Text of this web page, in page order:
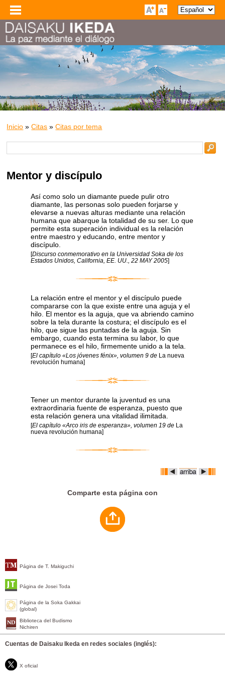
Página de T. Makiguchi
Página de Josei Toda
Página de la Soka Gakkai
(global)
Biblioteca del Budismo
Nichiren
Cuentas de Daisaku Ikeda en redes sociales (inglés):
X oficial
Inicio »Citas »Citas por tema
Mentor y discípulo
Así como solo un diamante puede pulir otro
diamante, las personas solo pueden forjarse y
elevarse a nuevas alturas mediante una relación
humana que abarque la totalidad de su ser. Lo que
permite esta superación individual es la relación
entre maestro y educando, entre mentor y
discípulo.
[Discurso conmemorativo en la Universidad Soka de los
Estados Unidos, California, EE. UU., 22 MAY 2005]
La relación entre el mentor y el discípulo puede
compararse con la que existe entre una aguja y el
hilo. El mentor es la aguja, que va abriendo camino
sobre la tela durante la costura; el discípulo es el
hilo, que sigue las puntadas de la aguja. Sin
embargo, cuando esta termina su labor, lo que
permanece es el hilo, firmemente unido a la tela.
[El capítulo «Los jóvenes fénix», volumen 9 de La nueva
revolución humana]
Tener un mentor durante la juventud es una
extraordinaria fuente de esperanza, puesto que
esta relación genera una vitalidad ilimitada.
[El capítulo «Arco iris de esperanza», volumen 19 de La
nueva revolución humana]
Comparte esta página con